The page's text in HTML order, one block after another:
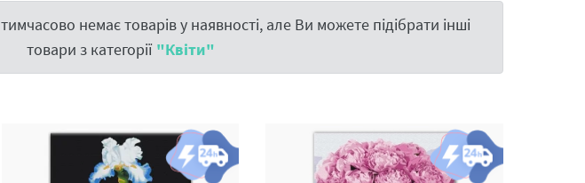
тимчасово немає товарів у наявності, але Ви можете підібрати інші
товари з категорії "Квіти"